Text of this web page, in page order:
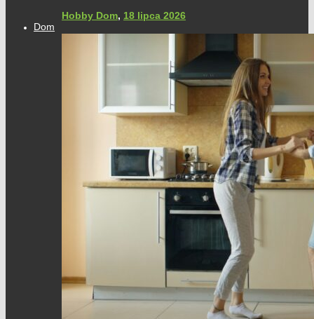
Hobby Dom, 18 lipca 2026
Dom